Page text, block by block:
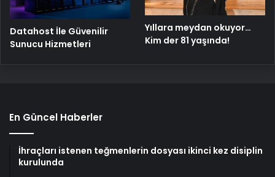
Datahost İle Güvenilir
Sunucu Hizmetleri
Yıllara meydan okuyor…
Kim der 81 yaşında!
En Güncel Haberler
İhraçları istenen teğmenlerin dosyası ikinci kez disiplin
kurulunda